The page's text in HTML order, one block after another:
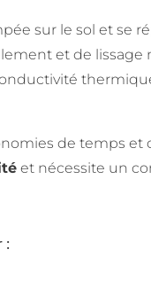
sur le sol et se
et de lissage
de temps et
et nécessite un
: